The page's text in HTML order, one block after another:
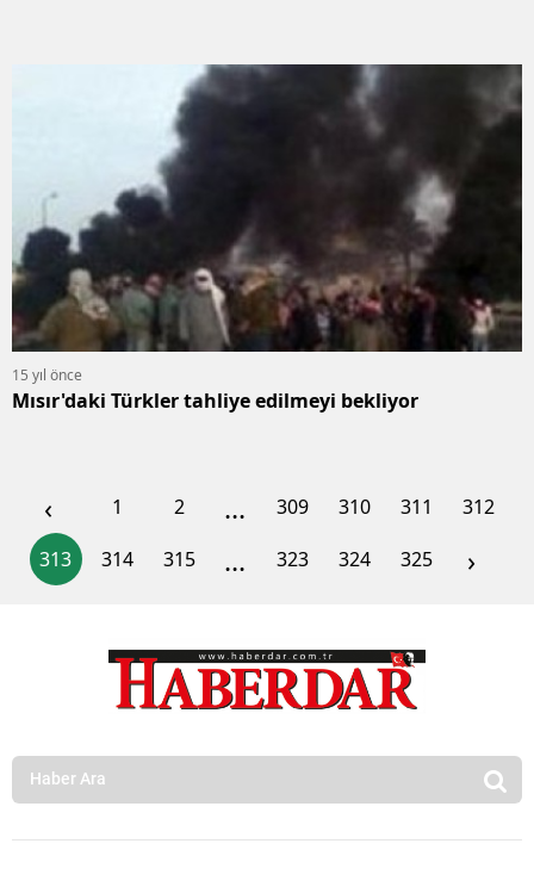
15 yıl önce
Mısır'daki Türkler tahliye edilmeyi bekliyor
‹ 1 2 ... 309 310 311
312
313
314 315 ... 323 324 325 ›